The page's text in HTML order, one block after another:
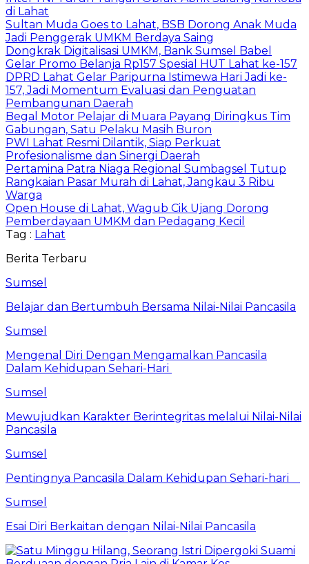
di Lahat
Sultan Muda Goes to Lahat, BSB Dorong Anak Muda
Jadi Penggerak UMKM Berdaya Saing
Dongkrak Digitalisasi UMKM, Bank Sumsel Babel
Gelar Promo Belanja Rp157 Spesial HUT Lahat ke-157
DPRD Lahat Gelar Paripurna Istimewa Hari Jadi ke-
157, Jadi Momentum Evaluasi dan Penguatan
Pembangunan Daerah
Begal Motor Pelajar di Muara Payang Diringkus Tim
Gabungan, Satu Pelaku Masih Buron
PWI Lahat Resmi Dilantik, Siap Perkuat
Profesionalisme dan Sinergi Daerah
Pertamina Patra Niaga Regional Sumbagsel Tutup
Rangkaian Pasar Murah di Lahat, Jangkau 3 Ribu
Warga
Open House di Lahat, Wagub Cik Ujang Dorong
Pemberdayaan UMKM dan Pedagang Kecil
Tag : Lahat
Berita Terbaru
Sumsel
Belajar dan Bertumbuh Bersama Nilai-Nilai Pancasila
Sumsel
Mengenal Diri Dengan Mengamalkan Pancasila
Dalam Kehidupan Sehari-Hari
Sumsel
Mewujudkan Karakter Berintegritas melalui Nilai-Nilai
Pancasila
Sumsel
Pentingnya Pancasila Dalam Kehidupan Sehari-hari
Sumsel
Esai Diri Berkaitan dengan Nilai-Nilai Pancasila